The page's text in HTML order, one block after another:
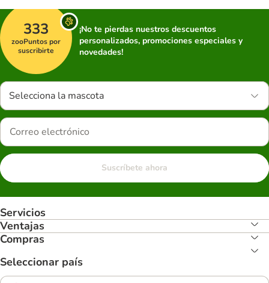
333
zooPuntos por
suscribirte
¡No te pierdas nuestros descuentos
personalizados, promociones especiales y
novedades!
Selecciona la mascota
Suscríbete ahora
Servicios
Ventajas
Compras
Seleccionar país